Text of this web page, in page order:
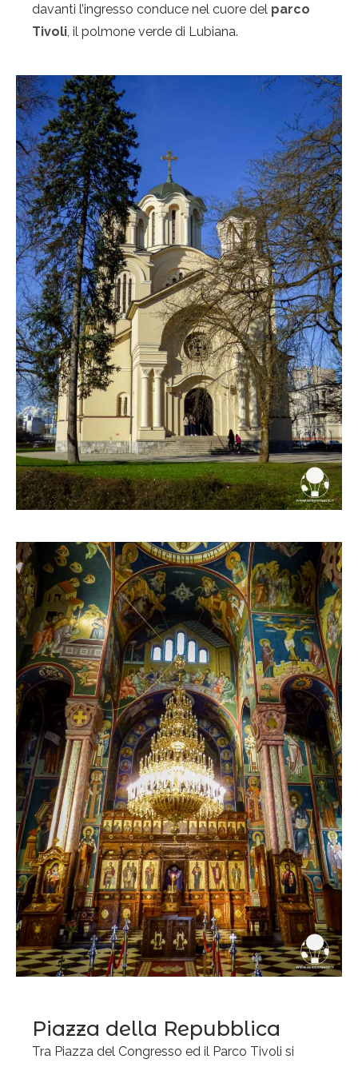
davanti l’ingresso conduce nel cuore del parco
Tivoli , il polmone verde di Lubiana.
Piazza della Repubblica
Tra Piazza del Congresso ed il Parco Tivoli si
Privacy & Cookies Policy